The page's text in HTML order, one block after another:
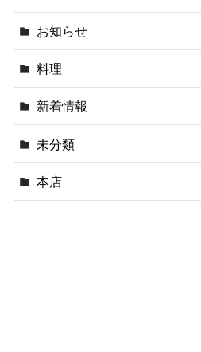
お知らせ
料理
新着情報
未分類
本店